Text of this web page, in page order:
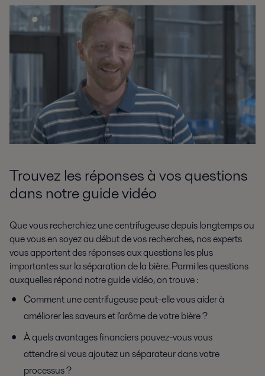
Trouvez les réponses à vos questions
dans notre guide vidéo
Que vous recherchiez une centrifugeuse depuis longtemps ou
que vous en soyez au début de vos recherches, nos experts
vous apportent des réponses aux questions les plus
importantes sur la séparation de la bière. Parmi les questions
auxquelles répond notre guide vidéo, on trouve :
Comment une centrifugeuse peut-elle vous aider à
améliorer les saveurs et l'arôme de votre bière ?
À quels avantages financiers pouvez-vous vous
attendre si vous ajoutez un séparateur dans votre
processus ?